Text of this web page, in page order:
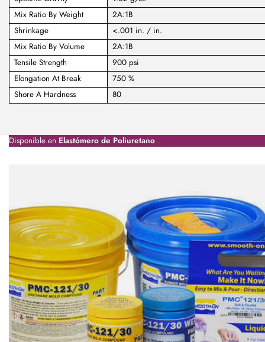
Mix Ratio By Weight
2A:1B
Shrinkage
<.001 in. / in.
Mix Ratio By Volume
2A:1B
Tensile Strength
900 psi
Elongation At Break
750 %
Shore A Hardness
80
Disponible en Elastómero de Poliuretano